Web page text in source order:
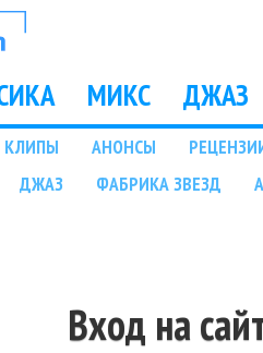
МИКС ДЖАЗ
КЛИПЫ АНОНСЫ
ДЖАЗ ФАБРИКА ЗВЕЗД
Вход на